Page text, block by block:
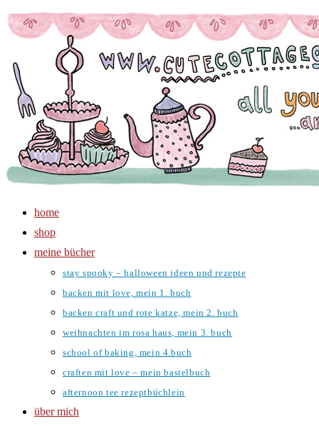
Zum
Inhalt
home
shop
meine bücher
stay spooky – halloween ideen und rezepte
backen mit love, mein 1. buch
backen craft und rote katze, mein 2. buch
weihnachten im rosa haus, mein 3. buch
school of baking, mein 4.buch
craften mit love – mein bastelbuch
afternoon tee rezeptbüchlein
über mich